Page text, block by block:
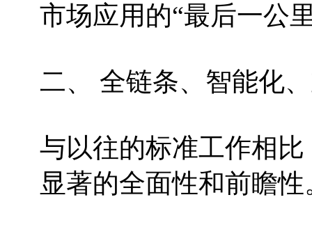
市场应用的“最后一公
二、 全链条、智能化
与以往的标准工作相
显著的全面性和前瞻性